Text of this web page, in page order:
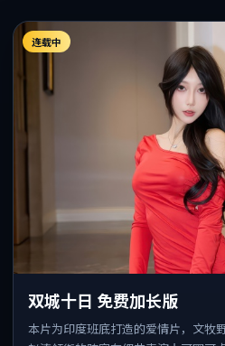
连载中
双城十日 免费加长版
本片为印度班底打造的爱情片，文牧